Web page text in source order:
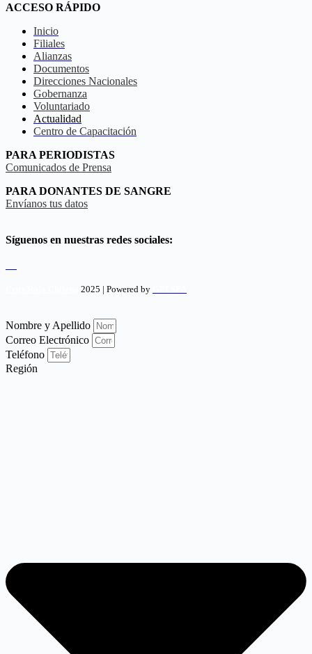
ACCESO RÁPIDO
Inicio
Filiales
Alianzas
Documentos
Direcciones Nacionales
Gobernanza
Voluntariado
Actualidad
Centro de Capacitación
PARA PERIODISTAS
Comunicados de Prensa
PARA DONANTES DE SANGRE
Envíanos tus datos
Síguenos en nuestras redes sociales:
2025 | Powered by
Nombre y Apellido
Correo Electrónico
Teléfono
Región